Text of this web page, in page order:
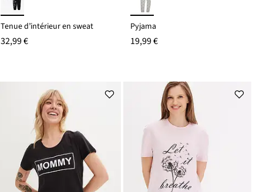
Tenue d’intérieur en sweat
32,99 €
Pyjama
19,99 €